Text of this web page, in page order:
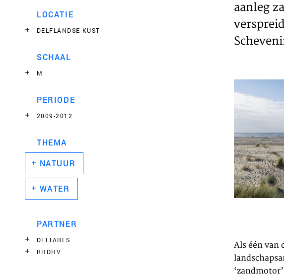
LOCATIE
DELFLANDSE KUST
SCHAAL
M
PERIODE
2009-2012
THEMA
NATUUR
WATER
PARTNER
DELTARES
RHDHV
aanleg
Als één van